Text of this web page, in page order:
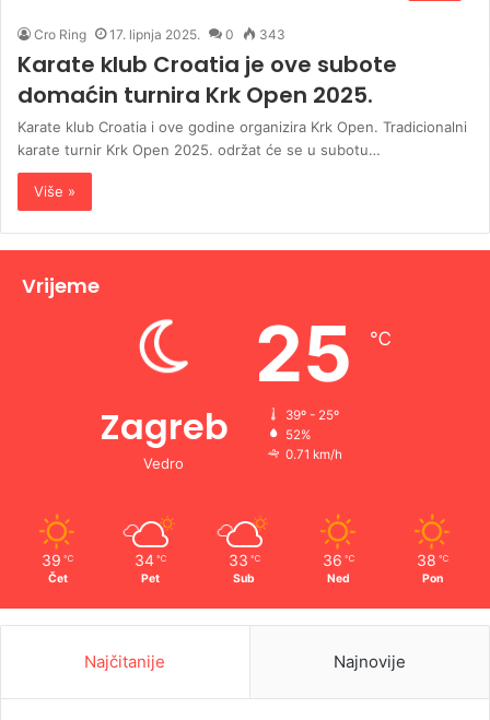
Cro Ring 17. lipnja 2025. 0 343
Karate klub Croatia je ove subote
domaćin turnira Krk Open 2025.
Karate klub Croatia i ove godine organizira Krk Open. Tradicionalni
karate turnir Krk Open 2025. održat će se u subotu…
Više »
Vrijeme
Zagreb
Vedro
25 ℃
39º - 25º
52%
0.71 km/h
39 ℃
Čet
34 ℃
Pet
33 ℃
Sub
36 ℃
Ned
38 ℃
Pon
Najčitanije Najnovije